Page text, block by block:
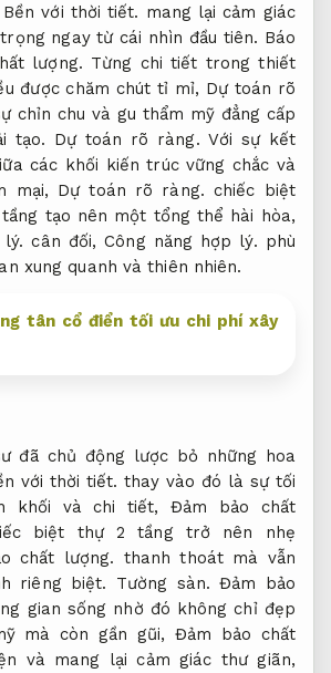
Bền với thời tiết. mang lại cảm giác
ngay từ cái nhìn đầu tiên. Báo
lượng. Từng chi tiết trong thiết
được chăm chút tỉ mỉ, Dự toán rõ
chỉn chu và gu thẩm mỹ đẳng cấp
tạo. Dự toán rõ ràng. Với sự kết
các khối kiến trúc vững chắc và
mại, Dự toán rõ ràng. chiếc biệt
tạo nên một tổng thể hài hòa,
lý. cân đối,Công năng hợp lý. phù
xung quanh và thiên nhiên.
tân cổ điển tối ưu chi phí xây
đã chủ động lược bỏ những hoa
với thời tiết. thay vào đó là sự tối
khối và chi tiết,Đảm bảo chất
biệt thự 2 tầng trở nên nhẹ
chất lượng. thanh thoát mà vẫn
riêng biệt. Tường sàn. Đảm bảo
gian sống nhờ đó không chỉ đẹp
mà còn gần gũi, Đảm bảo chất
và mang lại cảm giác thư giãn,